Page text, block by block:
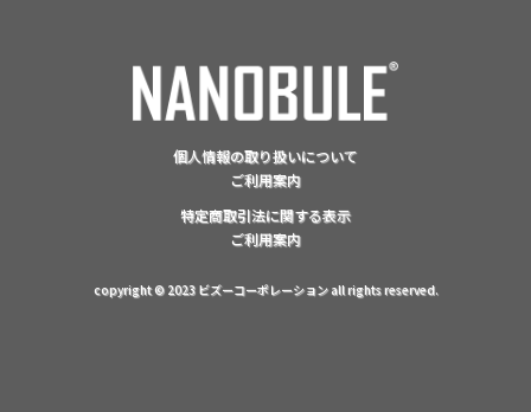
個人情報の取り扱いについて
ご利用案内
特定商取引法に関する表示
ご利用案内
copyright © 2023 ビズーコーポレーション all rights reserved.